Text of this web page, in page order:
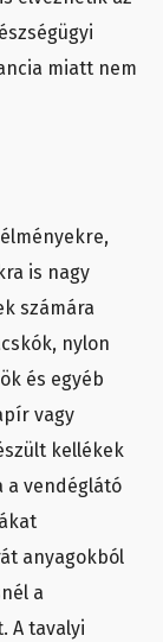
miatt nem
is nagy
számára
nylon
és egyéb
vagy
kellékek
a vendéglátó
anyagokból
a
A tavalyi